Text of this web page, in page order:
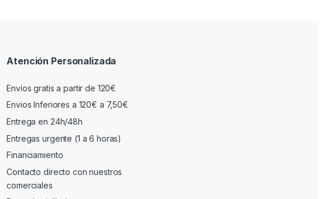
Atención Personalizada
Envíos gratis a partir de 120€
Envios Inferiores a 120€ a 7,50€
Entrega en 24h/48h
Entregas urgente (1 a 6 horas)
Financiamiento
Contacto directo con nuestros
comerciales